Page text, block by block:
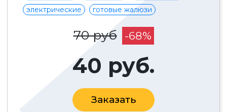
электрические
готовые жалюзи
70 руб -68%
40 руб.
Заказать